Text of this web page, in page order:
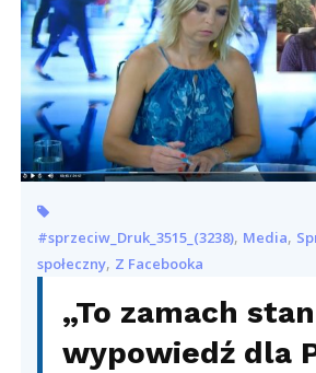
#sprzeciw_Druk_3515_(3238), Media,
społeczny, Z Facebooka
„To zamach
wypowiedź dla